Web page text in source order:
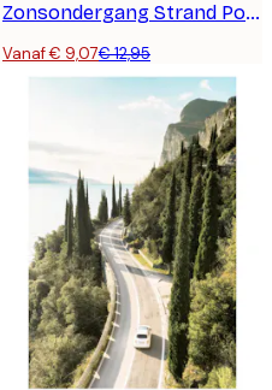
Zonsondergang Strand Poster
Vanaf € 9,07€ 12,95